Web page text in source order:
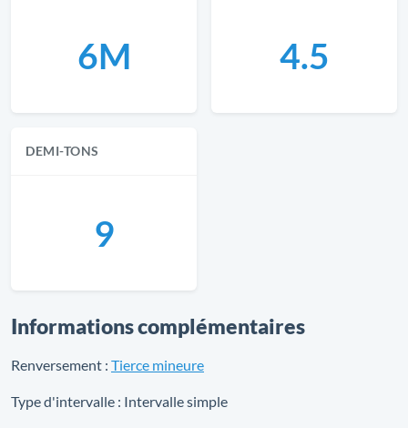
6M 4.5
DEMI-TONS
9
Informations complémentaires
Renversement : Tierce mineure
Type d'intervalle : Intervalle simple